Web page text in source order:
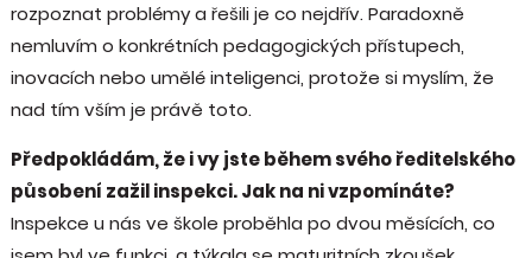
rozpoznat problémy a řešili je co nejdřív. Paradoxně
nemluvím o konkrétních pedagogických přístupech,
inovacích nebo umělé inteligenci, protože si myslím, že
nad tím vším je právě toto.
Předpokládám, že i vy jste během svého ředitelského
působení zažil inspekci. Jak na ni vzpomínáte?
Inspekce u nás ve škole proběhla po dvou měsících, co